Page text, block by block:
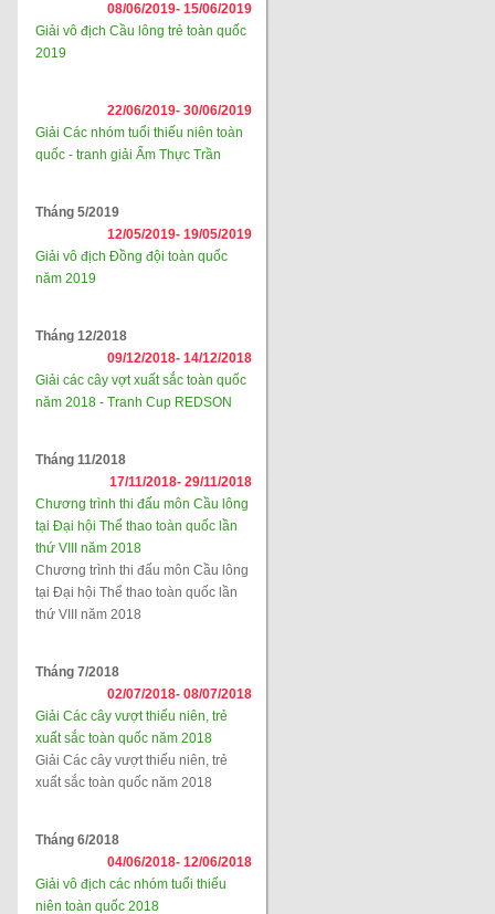
08/06/2019- 15/06/2019
Giải vô địch Cầu lông trẻ toàn quốc
2019
22/06/2019- 30/06/2019
Giải Các nhóm tuổi thiếu niên toàn
quốc - tranh giải Ẩm Thực Trần
Tháng 5/2019
12/05/2019- 19/05/2019
Giải vô địch Đồng đội toàn quốc
năm 2019
Tháng 12/2018
09/12/2018- 14/12/2018
Giải các cây vợt xuất sắc toàn quốc
năm 2018 - Tranh Cup REDSON
Tháng 11/2018
17/11/2018- 29/11/2018
Chương trình thi đấu môn Cầu lông
tại Đại hội Thể thao toàn quốc lần
thứ VIII năm 2018
Chương trình thi đấu môn Cầu lông
tại Đại hội Thể thao toàn quốc lần
thứ VIII năm 2018
Tháng 7/2018
02/07/2018- 08/07/2018
Giải Các cây vượt thiếu niên, trẻ
xuất sắc toàn quốc năm 2018
Giải Các cây vượt thiếu niên, trẻ
xuất sắc toàn quốc năm 2018
Tháng 6/2018
04/06/2018- 12/06/2018
Giải vô địch các nhóm tuổi thiếu
niên toàn quốc 2018